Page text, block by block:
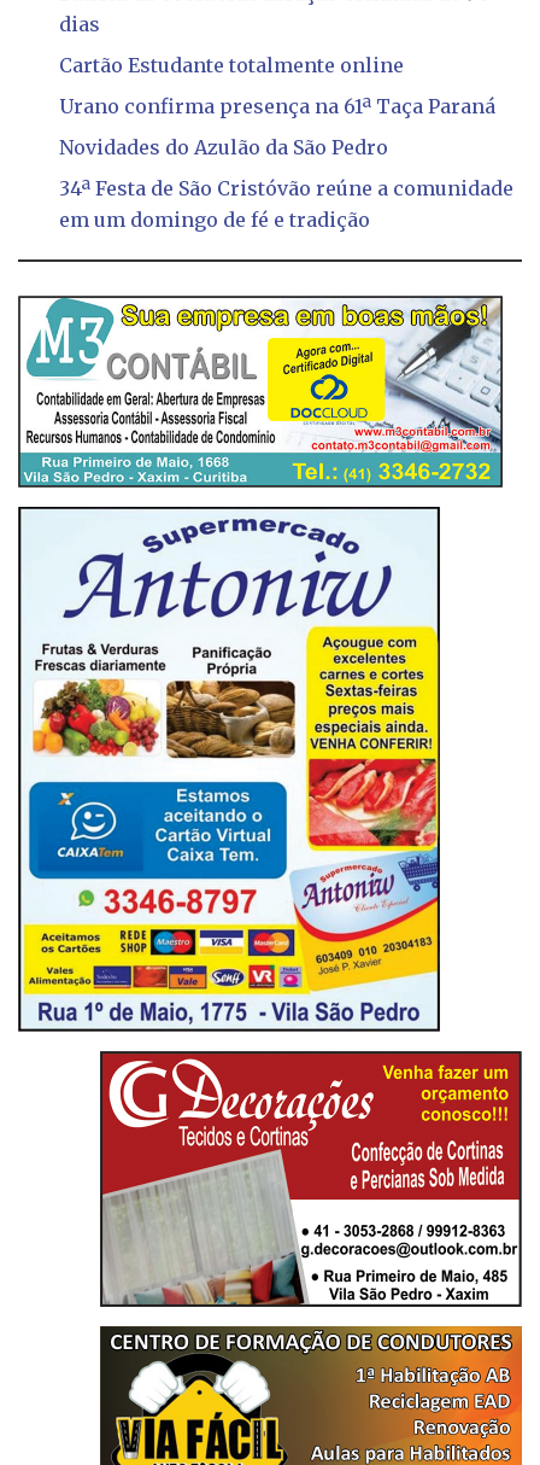
dias
Cartão Estudante totalmente online
Urano confirma presença na 61ª Taça Paraná
Novidades do Azulão da São Pedro
34ª Festa de São Cristóvão reúne a comunidade
em um domingo de fé e tradição